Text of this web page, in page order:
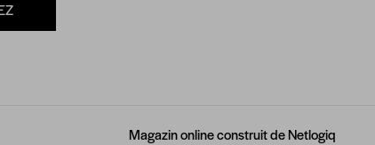
Magazin online construit deNetlogiq